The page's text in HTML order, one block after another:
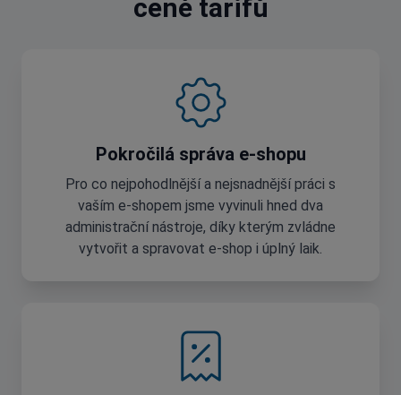
ceně tarifů
Pokročilá správa e-shopu
Pro co nejpohodlnější a nejsnadnější práci s
vaším e-shopem jsme vyvinuli hned dva
administrační nástroje, díky kterým zvládne
vytvořit a spravovat e-shop i úplný laik.